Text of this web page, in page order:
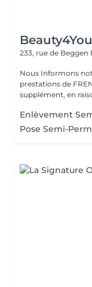
233, rue de Beggen
Nous Informons
prestations de
Enlèvement
Pose Semi-